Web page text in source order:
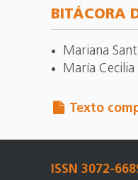
BITÁCORA
Mariana
María Cecilia
Texto
ISSN 3072-